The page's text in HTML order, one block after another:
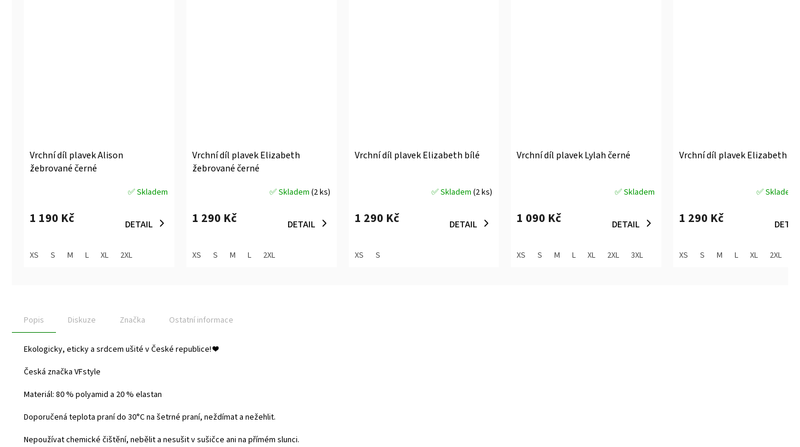
Vrchní díl plavek Alison
žebrované černé
produktu
z
5
✅ Skladem
1 190 Kč DETAIL
XS S M L XL 2XL
Vrchní díl plavek Elizabeth
žebrované černé
produktu
z
5
✅ Skladem (2 ks)
1 290 Kč DETAIL
XS S M L 2XL
Vrchní díl plavek Elizabeth bílé
produktu
z
5
✅ Skladem(2 ks)
1 290 Kč DETAIL
XS S
Vrchní díl plavek Lylah černé
produktu
z
5
✅ Skladem
1 090 Kč DETAIL
XS S M L XL 2XL 3XL
Vrchní díl plavek Elizabeth
produktu
z
5
✅ Skladem
1 290 Kč
XS S M L XL 2XL
Popis Diskuze Značka Ostatní informace
Ekologicky, eticky a srdcem ušité v České republice!❤️
Česká značka VFstyle
Materiál: 80 % polyamid a 20 % elastan
Doporučená teplota praní do 30°C na šetrné praní, neždímat a nežehlit.
Nepoužívat chemické čištění, nebělit a nesušit v sušičce ani na přímém slunci.